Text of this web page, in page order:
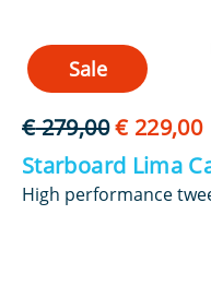
Sale
€279,00
prijs
was:
€229,00
Starboard Lima
High performance